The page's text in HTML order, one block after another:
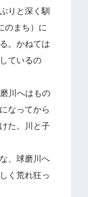
りと深く馴
のまち）に
。かねては
ているの
川へはもの
なってから
た。川と子
、球磨川へ
く荒れ狂っ